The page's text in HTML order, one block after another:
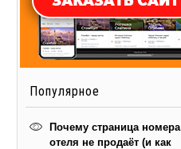
Популярное
Почему страница номера
отеля не продаёт (и как